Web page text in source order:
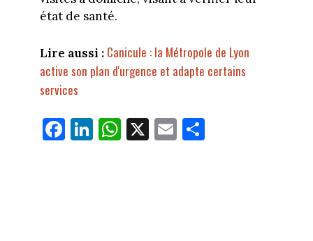
état de santé.
Lire aussi : Canicule : la Métropole de Lyon
active son plan d'urgence et adapte certains
services
Fa
ce
Li
nk
W
ha
X E
m
Pa